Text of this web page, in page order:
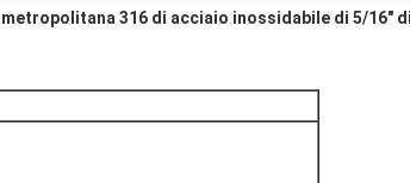
316 di acciaio inossidabile di 5/16"